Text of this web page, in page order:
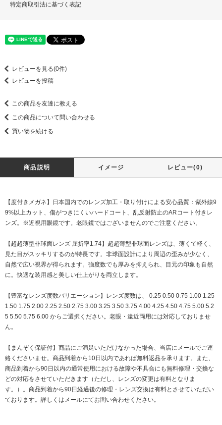
特定商取引法に基づく表記
レビューを見る(0件)
レビューを投稿
この商品を友達に教える
この商品について問い合わせる
買い物を続ける
商品説明 イメージ レビュー(0)
【度付きメガネ】日本国内でのレンズ加工・取り付けによる安心品質：紫外線9
9%以上カット、傷がつきにくいハードコート、乱反射防止のARコート付きレ
ンズ。※近視用眼鏡です。老眼鏡ではございませんのでご注意ください。
【超超薄型非球面レンズ 屈折率1.74】超超薄型非球面レンズは、薄くて軽く、
見た目がスッキリするのが特長です。非球面設計により周辺の歪みが少なく、
自然で広い視界が得られます。強度数でも厚みを抑えられ、目元の印象も自然
に。快適な装用感と美しい仕上がりを両立します。
【豊富なレンズ度数バリエーション】レンズ度数は、 0.25 0.50 0.75 1.00 1.25
1.50 1.75 2.00 2.25 2.50 2.75 3.00 3.25 3.50 3.75 4.00 4.25 4.50 4.75 5.00 5.2
5 5.50 5.75 6.00 からご選択ください。老眼・遠近両用には対応しておりませ
ん。
【まんぞく保証付】商品にご満足いただけなかった場合、当店にメールでご連
絡くださいませ。商品到着から10日以内であれば無料返品を承ります。また、
商品到着から90日以内の通常使用における故障や不具合にも無料修理・交換な
どの対応をさせていただきます（ただし、レンズの変更は有料となりま
す。）。商品到着から90日経過後の修理・レンズ交換は有料とさせていただい
ております。詳しくはメールにてお問い合わせください。